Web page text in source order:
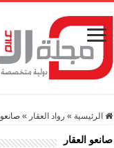
الرئيسية » رواد العقار » صانعو
صانعو العقار